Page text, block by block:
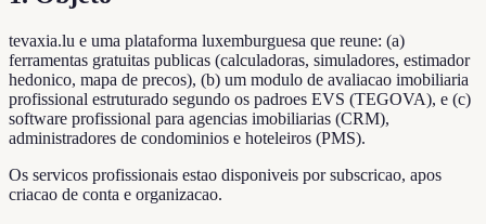
tevaxia.lu e uma plataforma luxemburguesa que reune: (a)
ferramentas gratuitas publicas (calculadoras, simuladores, estimador
hedonico, mapa de precos), (b) um modulo de avaliacao imobiliaria
profissional estruturado segundo os padroes EVS (TEGOVA), e (c)
software profissional para agencias imobiliarias (CRM),
administradores de condominios e hoteleiros (PMS).
Os servicos profissionais estao disponiveis por subscricao, apos
criacao de conta e organizacao.